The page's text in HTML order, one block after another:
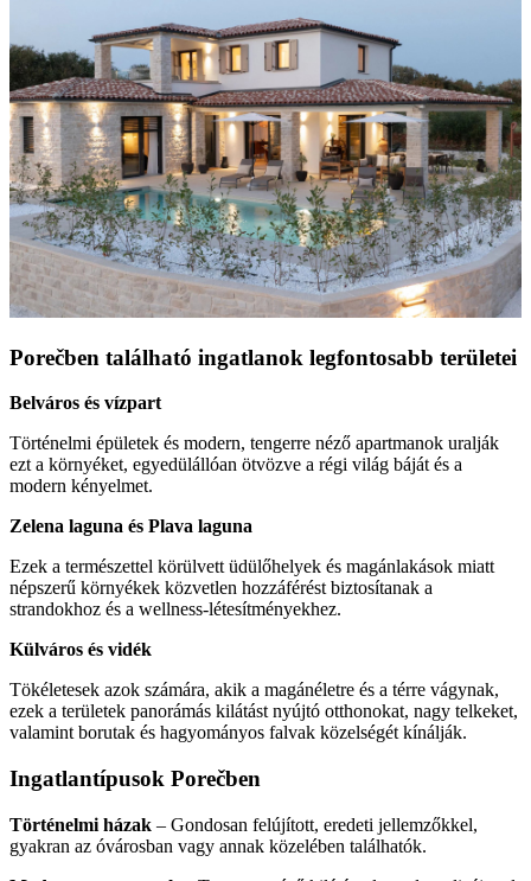
Porečben található ingatlanok legfontosabb területei
Belváros és vízpart
Történelmi épületek és modern, tengerre néző apartmanok uralják
ezt a környéket, egyedülállóan ötvözve a régi világ báját és a
modern kényelmet.
Zelena laguna és Plava laguna
Ezek a természettel körülvett üdülőhelyek és magánlakások miatt
népszerű környékek közvetlen hozzáférést biztosítanak a
strandokhoz és a wellness-létesítményekhez.
Külváros és vidék
Tökéletesek azok számára, akik a magánéletre és a térre vágynak,
ezek a területek panorámás kilátást nyújtó otthonokat, nagy telkeket,
valamint borutak és hagyományos falvak közelségét kínálják.
Ingatlantípusok Porečben
Történelmi házak – Gondosan felújított, eredeti jellemzőkkel,
gyakran az óvárosban vagy annak közelében találhatók.